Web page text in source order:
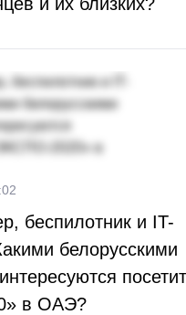
беспилотник и IT-
белорусскими
в ОАЭ?